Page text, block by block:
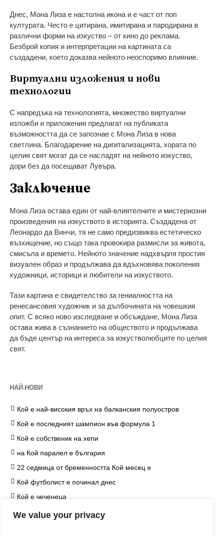
We value your privacy
Днес, Мона Лиза е настолна икона и е част от поп
културата. Често е цитирана, имитирана и пародирана в
различни форми на изкуство – от кино до реклама.
Безброй копия и интерпретации на картината са
създадени, което доказва нейното неоспоримо влияние.
Виртуални изложения и нови
технологии
С напредъка на технологията, множество виртуални
изложби и приложения предлагат на публиката
възможността да се запознае с Мона Лиза в нова
светлина. Благодарение на дигитализацията, хората по
целия свят могат да се насладят на нейното изкуство,
дори без да посещават Лувъра.
Заключение
Мона Лиза остава един от най-влиятелните и мистериозни
произведения на изкуството в историята. Създадена от
Леонардо да Винчи, тя не само предизвиква естетическо
възхищение, но също така провокира размисли за живота,
смисъла и времето. Нейното значение надхвърля простия
визуален образ и продължава да вдъхновява поколения
художници, историци и любители на изкуството.
Тази картина е свидетелство за гениалността на
ренесансовия художник и за дълбочината на човешкия
опит. С всяко ново изследване и обсъждане, Мона Лиза
остава жива в съзнанието на обществото и продължава
да бъде център на интереса за изкустволюбците по целия
свят.
НАЙ-НОВИ
Кой е най-високия връх на балканския полуостров
Кой е последният шампион във формула 1
Кой е собственик на хепи
на Кой паралел е българия
22 седмица от бременността Кой месец е
Кой футболист е починал днес
Кой е чеченеца
на Кой козметичен продукт чърчил не е наложил
ограничение